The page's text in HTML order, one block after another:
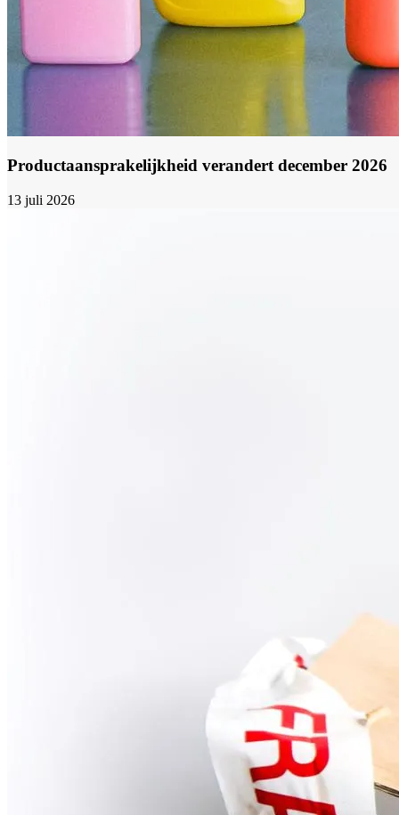
Productaansprakelijkheid verandert december 2026
13 juli 2026